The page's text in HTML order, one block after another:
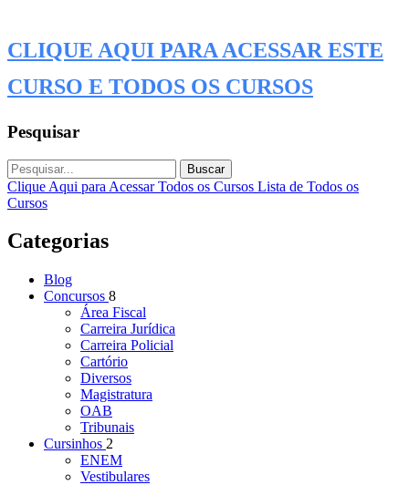
CLIQUE AQUI PARA ACESSAR ESTE
CURSO E TODOS OS CURSOS
Pesquisar
Buscar
Clique Aqui para Acessar Todos os Cursos Lista de Todos os
Cursos
Categorias
Blog
Concursos 8
Área Fiscal
Carreira Jurídica
Carreira Policial
Cartório
Diversos
Magistratura
OAB
Tribunais
Cursinhos 2
ENEM
Vestibulares